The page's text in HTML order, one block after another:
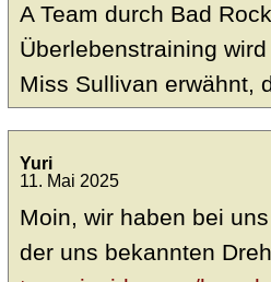
A Team durch Bad
Überlebenstraining
Miss Sullivan erwähnt,
Yuri
11. Mai 2025
Moin, wir haben bei
der uns bekannten